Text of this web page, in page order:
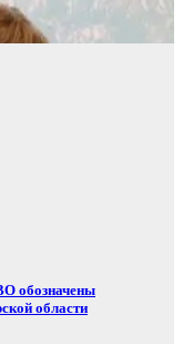
обозначены
области